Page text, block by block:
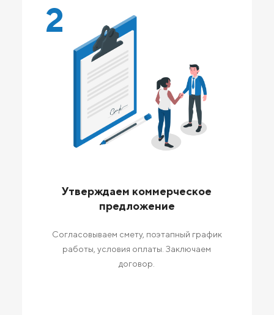
2
Утверждаем коммерческое
предложение
Согласовываем смету, поэтапный график
работы, условия оплаты. Заключаем
договор.